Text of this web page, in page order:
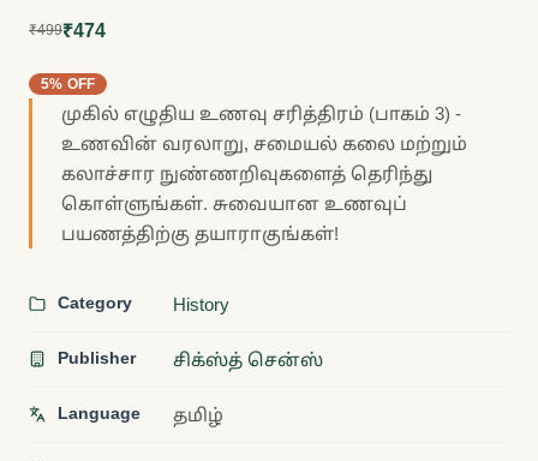
₹499₹474
5% OFF
முகில் எழுதிய உணவு சரித்திரம் (பாகம் 3) -
உணவின் வரலாறு, சமையல் கலை மற்றும்
கலாச்சார நுண்ணறிவுகளைத் தெரிந்து
கொள்ளுங்கள். சுவையான உணவுப்
பயணத்திற்கு தயாராகுங்கள்!
Category History
Publisher சிக்ஸ்த் சென்ஸ்
Language தமிழ்